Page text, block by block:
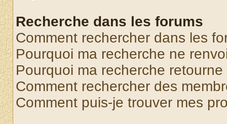
Recherche dans les forums
Comment rechercher dans les
Pourquoi ma recherche ne
Pourquoi ma recherche
Comment rechercher des
Comment puis-je trouver mes